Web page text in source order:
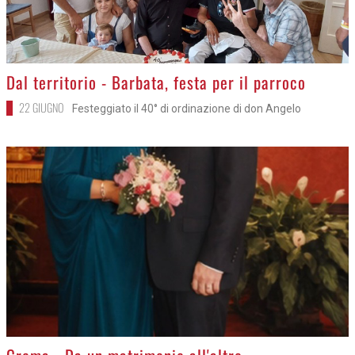
>
Dal territorio - Barbata, festa per il parroco
22 GIUGNO Festeggiato il 40° di ordinazione di don Angelo
>